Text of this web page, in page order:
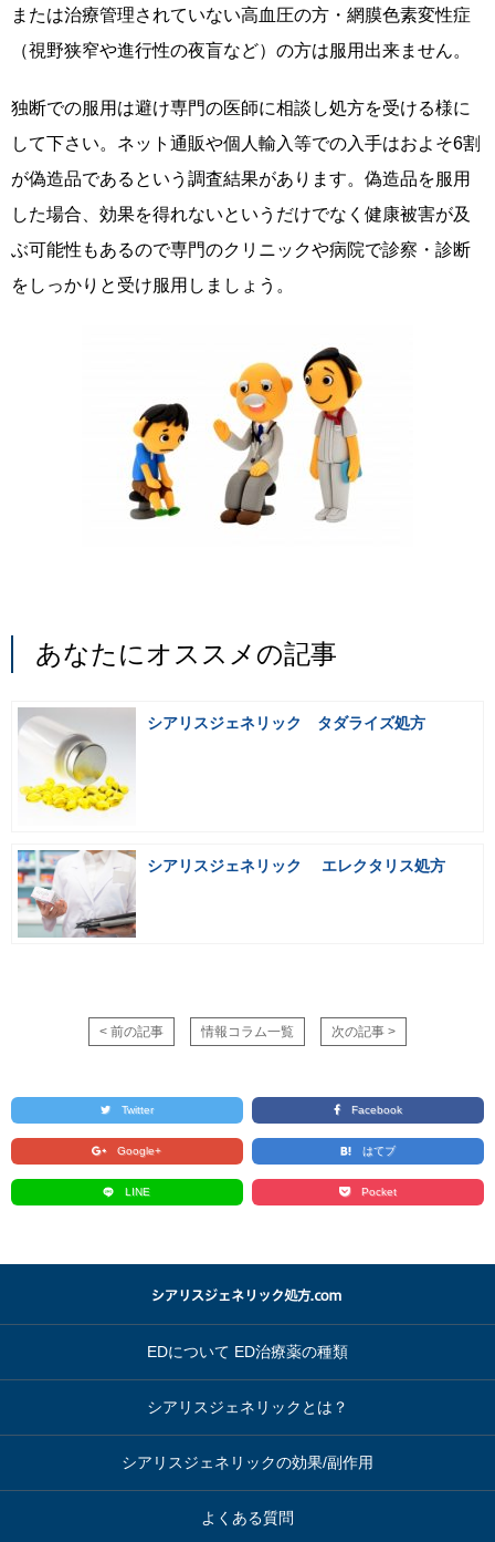
または治療管理されていない高血圧の方・網膜色素変性症
（視野狭窄や進行性の夜盲など）の方は服用出来ません。
独断での服用は避け専門の医師に相談し処方を受ける様に
して下さい。ネット通販や個人輸入等での入手はおよそ6割
が偽造品であるという調査結果があります。偽造品を服用
した場合、効果を得れないというだけでなく健康被害が及
ぶ可能性もあるので専門のクリニックや病院で診察・診断
をしっかりと受け服用しましょう。
あなたにオススメの記事
シアリスジェネリック タダライズ処方
シアリスジェネリック エレクタリス処方
< 前の記事 情報コラム一覧 次の記事 >
Twitter Facebook
Google+ はてブ
LINE Pocket
EDについて ED治療薬の種類
シアリスジェネリックとは？
シアリスジェネリックの効果/副作用
よくある質問